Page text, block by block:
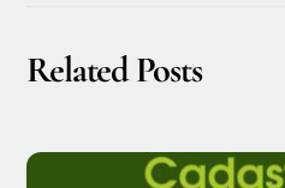
Related Posts